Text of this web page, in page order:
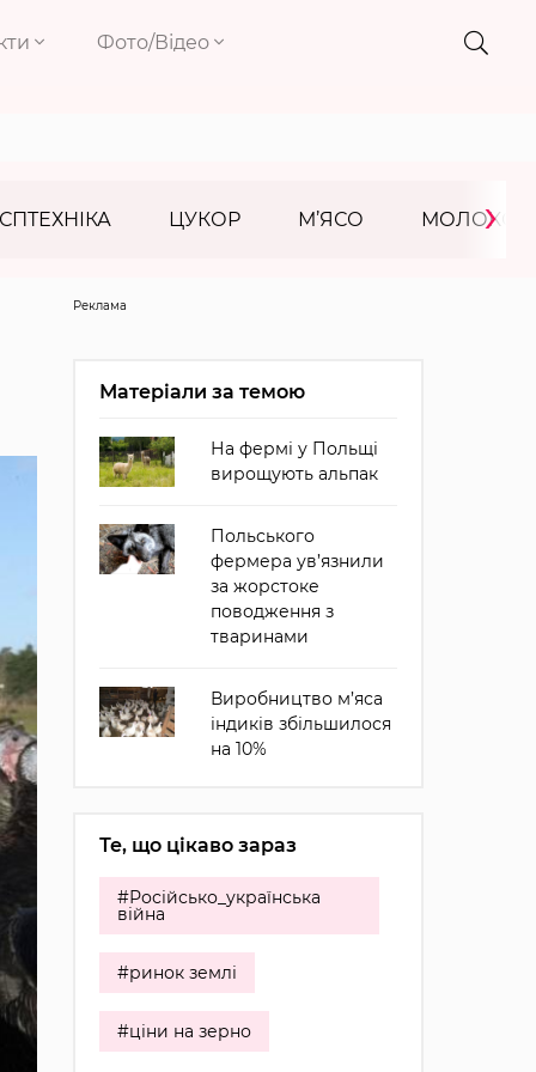
Фото/Відео
ЦУКОР М’ЯСО МОЛОКО
›
Реклама
Матеріали за темою
На фермі у Польщі
вирощують альпак
Польського
фермера ув’язнили
за жорстоке
поводження з
тваринами
Виробництво м’яса
індиків збільшилося
на 10%
Те, що цікаво зараз
#Російсько_українська
війна
#ринок землі
#ціни на зерно